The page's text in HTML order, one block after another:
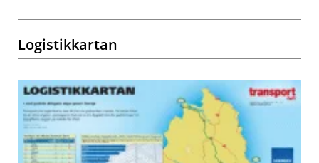
Logistikkartan